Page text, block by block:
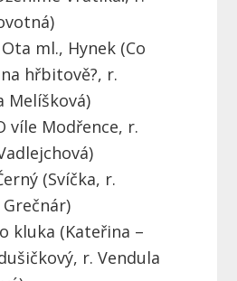
ml., Hynek (Co
hřbitově?, r.
Melíšková)
víle Modřence, r.
(Svíčka, r.
kluka (Kateřina –
r. Vendula